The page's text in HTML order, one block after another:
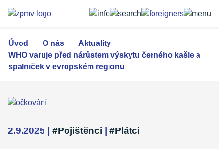
obsahu
Úvod O nás
Aktuality
WHO varuje před nárůstem výskytu černého kašle a
spalniček v evropském regionu
2.9.2025 #Pojištěnci #Plátci